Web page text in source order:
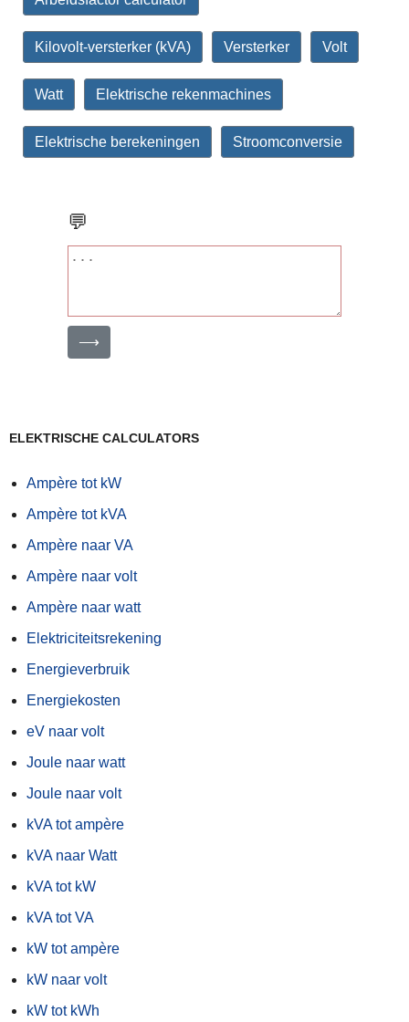
Kilovolt-versterker (kVA) Versterker Volt
Watt Elektrische rekenmachines
Elektrische berekeningen Stroomconversie
💬
⟶
ELEKTRISCHE CALCULATORS
Ampère tot kW
Ampère tot kVA
Ampère naar VA
Ampère naar volt
Ampère naar watt
Elektriciteitsrekening
Energieverbruik
Energiekosten
eV naar volt
Joule naar watt
Joule naar volt
kVA tot ampère
kVA naar Watt
kVA tot kW
kVA tot VA
kW tot ampère
kW naar volt
kW tot kWh